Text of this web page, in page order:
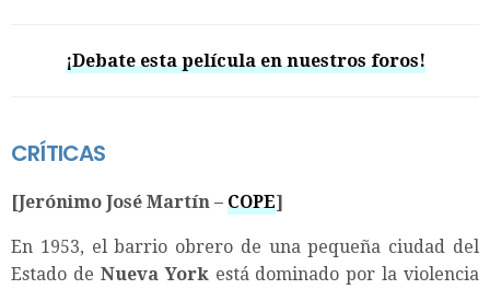
¡Debate esta película en nuestros foros!
CRÍTICAS
[Jerónimo José Martín – COPE]
En 1953, el barrio obrero de una pequeña ciudad del
Estado de Nueva Yorkestá dominado por la violencia